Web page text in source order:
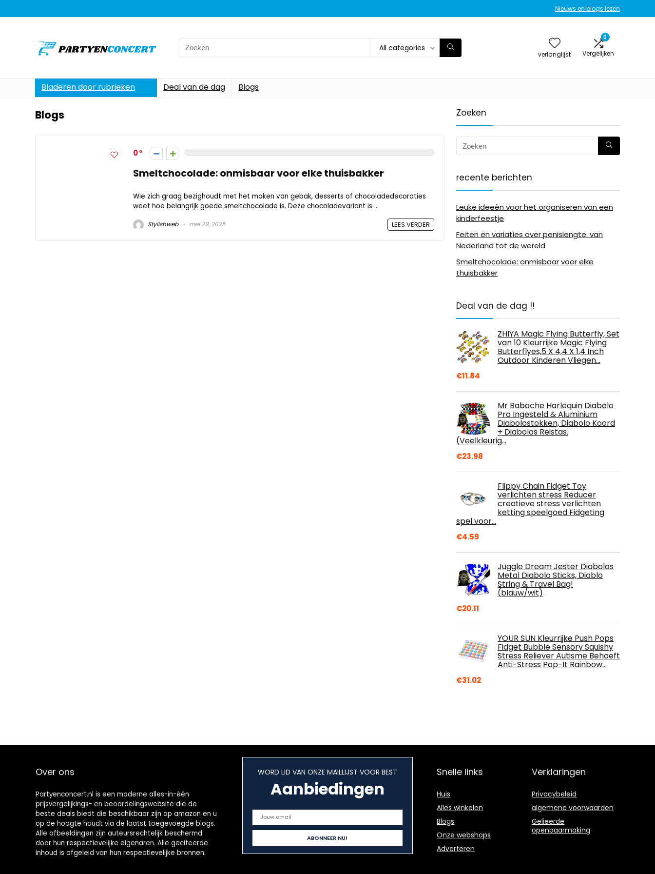
Nieuws en blogs lezen
Search
for:
All categories
verlanglijst
0
Vergelijken
Bladeren door rubrieken Deal van de dag Blogs
Blogs
0
Smeltchocolade: onmisbaar voor elke thuisbakker
Wie zich graag bezighoudt met het maken van gebak, desserts of chocoladedecoraties
weet hoe belangrijk goede smeltchocolade is. Deze chocoladevariant is ...
Stylishweb mei 29, 2025 LEES VERDER
Zoeken
recente berichten
Leuke ideeën voor het organiseren van een
kinderfeestje
Feiten en variaties over penislengte: van
Nederland tot de wereld
Smeltchocolade: onmisbaar voor elke
thuisbakker
Deal van de dag !!
ZHIYA Magic Flying Butterfly, Set
van 10 Kleurrijke Magic Flying
Butterflyes,5 X 4,4 X 1,4 Inch
Outdoor Kinderen Vliegen…
€11.84
Mr Babache Harlequin Diabolo
Pro Ingesteld & Aluminium
Diabolostokken, Diabolo Koord
+ Diabolos Reistas.
(Veelkleurig…
€23.98
Flippy Chain Fidget Toy
verlichten stress Reducer
creatieve stress verlichten
ketting speelgoed Fidgeting
spel voor…
€4.59
Juggle Dream Jester Diabolos
Metal Diabolo Sticks, Diablo
String & Travel Bag!
(blauw/wit)
€20.11
YOUR SUN Kleurrijke Push Pops
Fidget Bubble Sensory Squishy
Stress Reliever Autisme Behoeft
Anti-Stress Pop-It Rainbow…
€31.02
Over ons
Partyenconcert.nl is een moderne alles-in-één
prijsvergelijkings- en beoordelingswebsite die de
beste deals biedt die beschikbaar zijn op amazon en u
op de hoogte houdt via de laatst toegevoegde blogs.
Alle afbeeldingen zijn auteursrechtelijk beschermd
door hun respectievelijke eigenaren. Alle geciteerde
inhoud is afgeleid van hun respectievelijke bronnen.
WORD LID VAN ONZE MAILLIJST VOOR BEST
Aanbiedingen
Snelle links
Huis
Alles winkelen
Blogs
Onze webshops
Adverteren
Verklaringen
Privacybeleid
algemene voorwaarden
Gelieerde
openbaarmaking